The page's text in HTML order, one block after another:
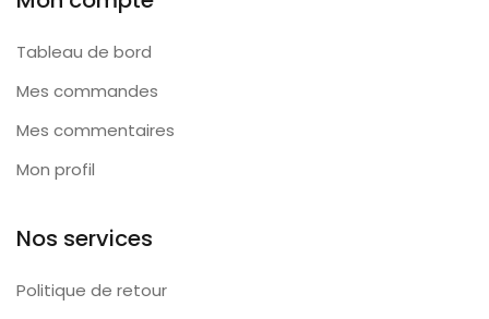
Tableau de bord
Mes commandes
Mes commentaires
Mon profil
Nos services
Politique de retour